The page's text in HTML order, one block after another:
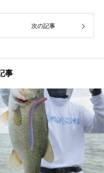
次の記事
事